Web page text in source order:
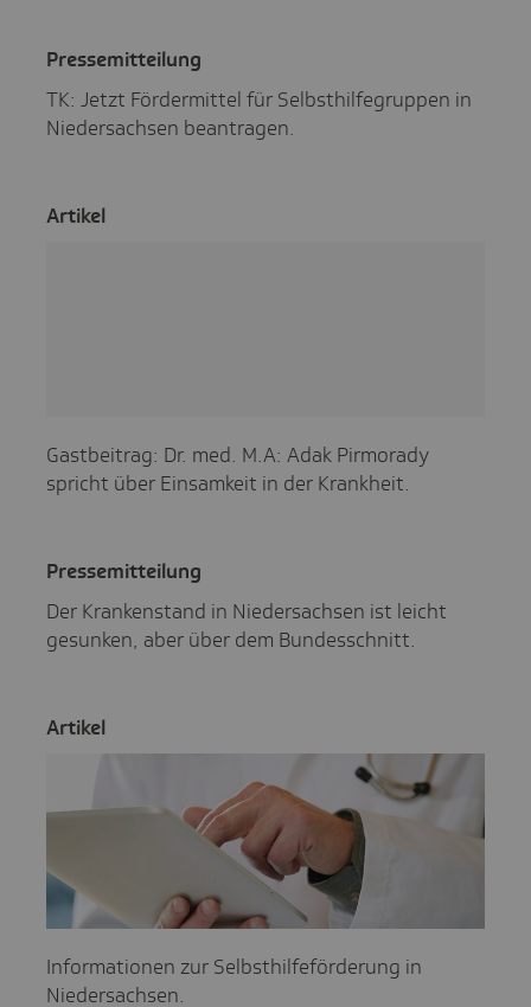
Pres­se­mit­tei­lung
TK: Jetzt Fördermittel für Selbsthilfegruppen in
Niedersachsen beantragen.
Artikel
Gastbeitrag: Dr. med. M.A: Adak Pirmorady
spricht über Einsamkeit in der Krankheit.
Pres­se­mit­tei­lung
Der Krankenstand in Niedersachsen ist leicht
gesunken, aber über dem Bundesschnitt.
Artikel
In­for­ma­tio­nen zur Selbst­hil­fe­för­de­rung in
Niedersachsen.